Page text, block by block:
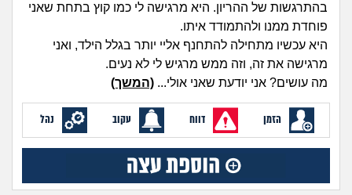
מה שעובר עליי
שומרים על הגוף
פיננסי וכלכלה
בין הסדינים
חיות מחמד
בהתרגשות של ההריון. היא מרגישה לי כמו קוץ בתחת שאני
פוחדת ממנו ולהתמודד איתו.
היא עכשיו מתחילה להתחנף אליי יותר בגלל הילד, ואני
מרגישה את זה, וזה ממש מרגיש לי לא נעים.
מה עושים? אני יודעת שאני אולי... (המשך)
הזמן דווח עקוב נהל